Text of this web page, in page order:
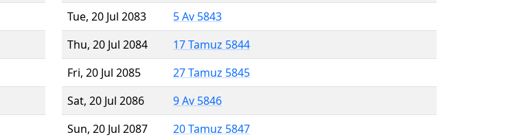
Tue, 20 Jul 2083
5 Av 5843
Thu, 20 Jul 2084
17 Tamuz 5844
Fri, 20 Jul 2085
27 Tamuz 5845
Sat, 20 Jul 2086
9 Av 5846
Sun, 20 Jul 2087
20 Tamuz 5847